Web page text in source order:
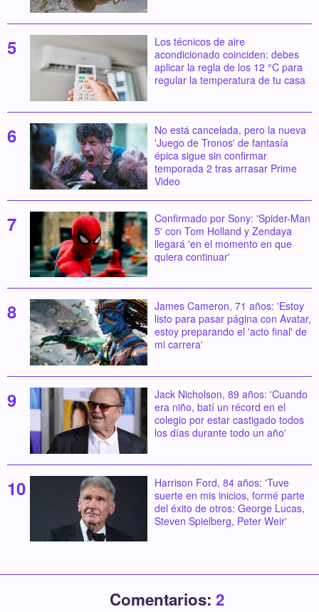
Los técnicos de aire
acondicionado coinciden: debes
aplicar la regla de los 12 °C para
regular la temperatura de tu casa
No está cancelada, pero la nueva
'Juego de Tronos' de fantasía
épica sigue sin confirmar
temporada 2 tras arrasar Prime
Video
Confirmado por Sony: 'Spider-Man
5' con Tom Holland y Zendaya
llegará 'en el momento en que
quiera continuar'
James Cameron, 71 años: 'Estoy
listo para pasar página con Avatar,
estoy preparando el 'acto final' de
mi carrera'
Jack Nicholson, 89 años: 'Cuando
era niño, batí un récord en el
colegio por estar castigado todos
los días durante todo un año'
Harrison Ford, 84 años: 'Tuve
suerte en mis inicios, formé parte
del éxito de otros: George Lucas,
Steven Spielberg, Peter Weir'
Comentarios: 2